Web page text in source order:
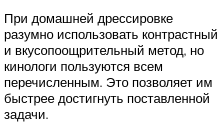
При домашней дрессировке
разумно использовать контрастный
и вкусопоощрительный метод, но
кинологи пользуются всем
перечисленным. Это позволяет им
быстрее достигнуть поставленной
задачи.